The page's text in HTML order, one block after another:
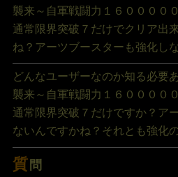
襲来～自軍戦闘力１６００００
通常限界突破７だけでクリア出
ね？アーツブースターも強化し
どんなユーザーなのか知る必要
襲来～自軍戦闘力１６００００
通常限界突破７だけですか？ア
ないんですかね？それとも強化
質 問